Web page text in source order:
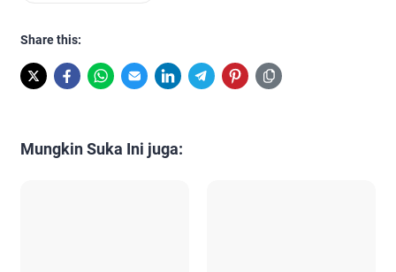
Share this:
Mungkin Suka Ini juga: